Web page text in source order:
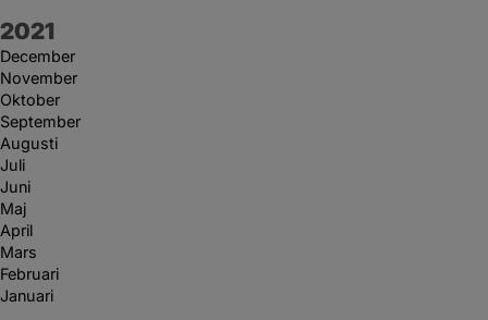
År:
2021
December
November
Oktober
September
Augusti
Juli
Juni
Maj
April
Mars
Februari
Januari